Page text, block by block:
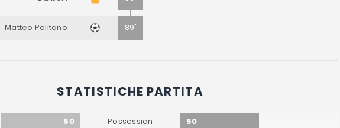
Matteo Politano 89'
STATISTICHE PARTITA
50 Possession
50